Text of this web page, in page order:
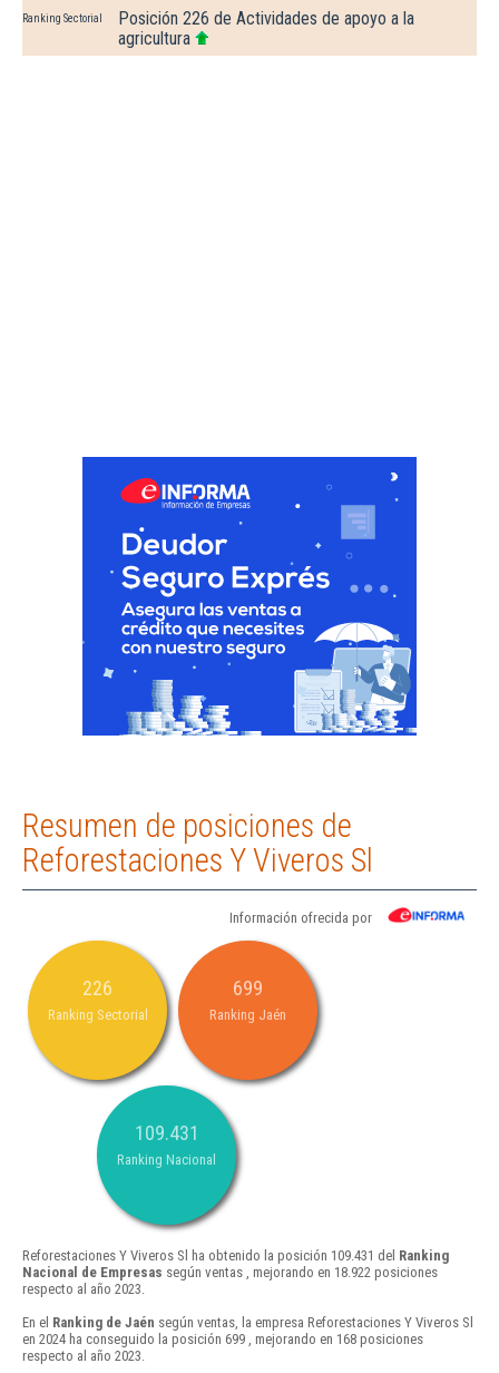
Ranking Sectorial
Posición 226 de Actividades de apoyo a la
agricultura
Resumen de posiciones de
Reforestaciones Y Viveros Sl
Información ofrecida por
226
Ranking Sectorial
699
Ranking Jaén
109.431
Ranking Nacional
Reforestaciones Y Viveros Sl ha obtenido la posición 109.431 del Ranking
Nacional de Empresas según ventas , mejorando en 18.922 posiciones
respecto al año 2023.
En el Ranking de Jaén según ventas, la empresa Reforestaciones Y Viveros Sl
en 2024 ha conseguido la posición 699 , mejorando en 168 posiciones
respecto al año 2023.